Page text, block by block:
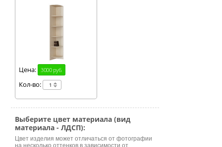
Цена: 3000 руб.
Кол-во:
Выберите цвет материала (вид
материала - ЛДСП):
Цвет изделия может отличаться от фотографии
на несколько оттенков в зависимости от